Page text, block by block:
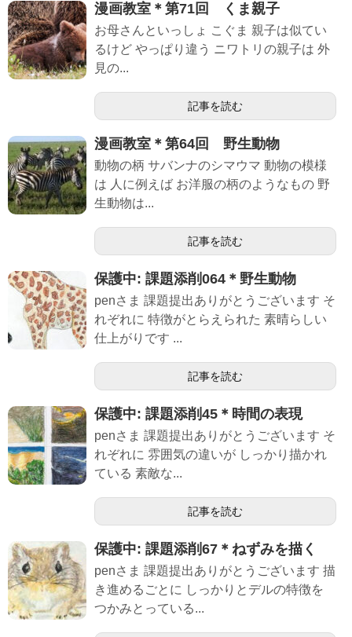
漫画教室＊第71回 くま親子
お母さんといっしょ こぐま 親子は似てい
るけど やっぱり違う ニワトリの親子は 外
見の...
記事を読む
漫画教室＊第64回 野生動物
動物の柄 サバンナのシマウマ 動物の模様
は 人に例えば お洋服の柄のようなもの 野
生動物は...
記事を読む
保護中: 課題添削064＊野生動物
penさま 課題提出ありがとうございます そ
れぞれに 特徴がとらえられた 素晴らしい
仕上がりです ...
記事を読む
保護中: 課題添削45＊時間の表現
penさま 課題提出ありがとうございます そ
れぞれに 雰囲気の違いが しっかり描かれ
ている 素敵な...
記事を読む
保護中: 課題添削67＊ねずみを描く
penさま 課題提出ありがとうございます 描
き進めるごとに しっかりとデルの特徴を
つかみとっている...